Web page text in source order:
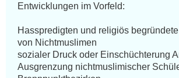
Entwicklungen im Vorfeld:
Hasspredigten und religiös
von Nichtmuslimen
sozialer Druck oder Einschüchterung
Ausgrenzung nichtmuslimischer